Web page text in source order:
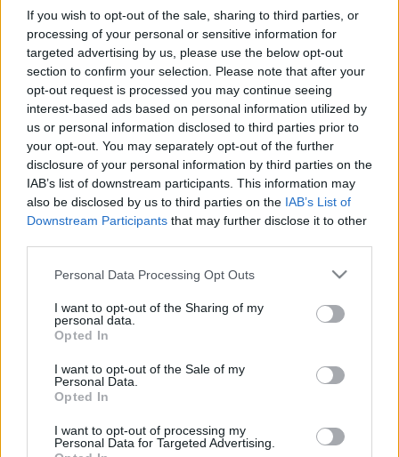
If you wish to opt-out of the sale, sharing to third parties, or
processing of your personal or sensitive information for
targeted advertising by us, please use the below opt-out
section to confirm your selection. Please note that after your
opt-out request is processed you may continue seeing
interest-based ads based on personal information utilized by
us or personal information disclosed to third parties prior to
your opt-out. You may separately opt-out of the further
disclosure of your personal information by third parties on the
IAB’s list of downstream participants. This information may
also be disclosed by us to third parties on the IAB’s List of
Downstream Participants that may further disclose it to other
Please note that this website/app uses one or more Google
not limited to your visit or usage behaviour. You may click to
grant or deny consent to Google and its third-party tags to
use your data for below specified purposes in below Google
consent section.
Personal Data Processing Opt Outs
I want to opt-out of the Sharing of my
personal data.
Opted In
I want to opt-out of the Sale of my
Personal Data.
Opted In
I want to opt-out of processing my
Personal Data for Targeted Advertising.
NETFLIXEN
2020. szeptember. 23. 18:50
A színésznő 11 évnyi szünet után ismét a film világába.
TÁNCOS MŰSORBAN TÉR VISSZA A
KÉPERNYŐKRE CAROLE BASKIN, A TIGER KING
FŐGONOSZA
2020. szeptember. 08. 11:40
Elég nagy lesz a váltás.
DISNEY MESÉRE HAJAZÓ FILMMEL REPÍT A
HOLDRA ŐSSZEL A NETFLIX
holdon című film első kedvcsinálója.
SPINOFF-SOROZATOT KAP A WITCHER
2020. július. 29. 07:20
"Jussát várja a Vaják!"
IDŐUTAZÓS THRILLER KÉSZÜLHET A
SZOMBATHELYI WEÖRES SÁNDOR SZÍNHÁZ
EGYIK SZÍNÉSZÉVEL
2020. július. 20. 19:55
Balogh Jánossal foroghat a korábban több díjjal is jutalmazott A